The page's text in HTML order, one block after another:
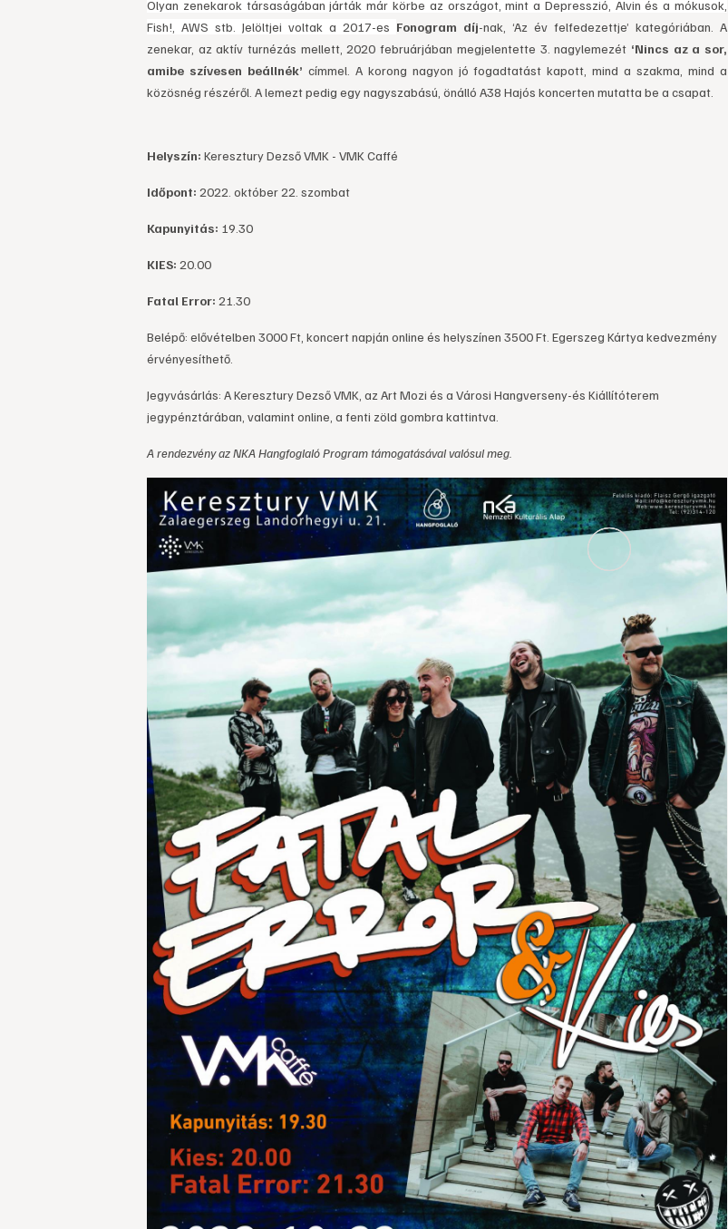
Olyan zenekarok társaságában járták már körbe az országot, mint a Depresszió, Alvin és a mókusok,
Fish!, AWS stb. Jelöltjei voltak a 2017-es Fonogram díj-nak, ‘Az év felfedezettje’ kategóriában.
A
zenekar, az aktív turnézás mellett, 2020 februárjában megjelentette 3. nagylemezét ‘Nincs az a sor,
amibe szívesen beállnék’ címmel. A korong nagyon jó fogadtatást kapott, mind a szakma, mind a
közösnég részéről. A lemezt pedig egy nagyszabású, önálló A38 Hajós koncerten mutatta be a csapat.
Helyszín: Keresztury Dezső VMK - VMK Caffé
Időpont: 2022. október 22. szombat
Kapunyitás: 19.30
KIES: 20.00
Fatal Error: 21.30
Belépő: elővételben 3000 Ft, koncert napján online és helyszínen 3500 Ft. Egerszeg Kártya kedvezmény
érvényesíthető.
Jegyvásárlás: A Keresztury Dezső VMK, az Art Mozi és a Városi Hangverseny-és Kiállítóterem
jegypénztárában, valamint online, a fenti zöld gombra kattintva.
A rendezvény az NKA Hangfoglaló Program támogatásával valósul meg.